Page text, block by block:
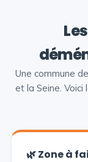
Une commune
et la Seine.
🌿 Zone à